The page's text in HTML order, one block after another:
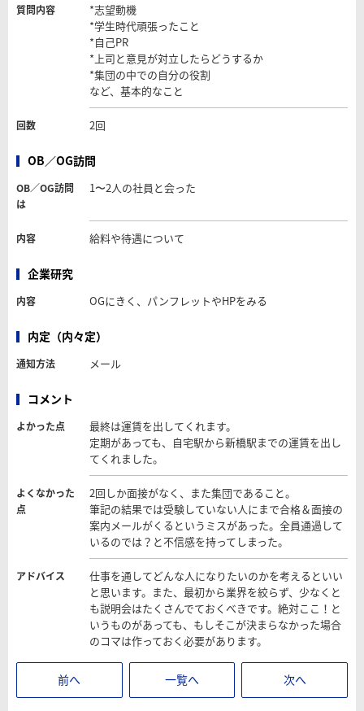
質問内容
*志望動機
*学生時代頑張ったこと
*自己PR
*上司と意見が対立したらどうするか
*集団の中での自分の役割
など、基本的なこと
回数 2回
OB／OG訪問
OB／OG訪問
は
1〜2人の社員と会った
内容 給料や待遇について
企業研究
内容 OGにきく、パンフレットやHPをみる
内定（内々定）
通知方法 メール
コメント
よかった点
最終は運賃を出してくれます。
定期があっても、自宅駅から新橋駅までの運賃を出し
てくれました。
よくなかった
点
2回しか面接がなく、また集団であること。
筆記の結果では受験していない人にまで合格＆面接の
案内メールがくるというミスがあった。全員通過して
いるのでは？と不信感を持ってしまった。
アドバイス
仕事を通してどんな人になりたいのかを考えるといい
と思います。また、最初から業界を絞らず、少なくと
も説明会はたくさんでておくべきです。絶対ここ！と
いうものがあっても、もしそこが決まらなかった場合
のコマは作っておく必要があります。
前へ 一覧へ 次へ